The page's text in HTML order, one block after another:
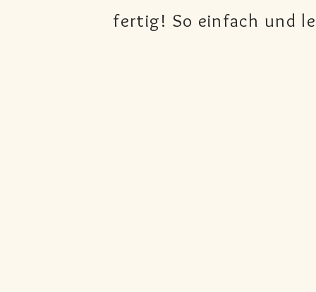
fertig! So einfach und